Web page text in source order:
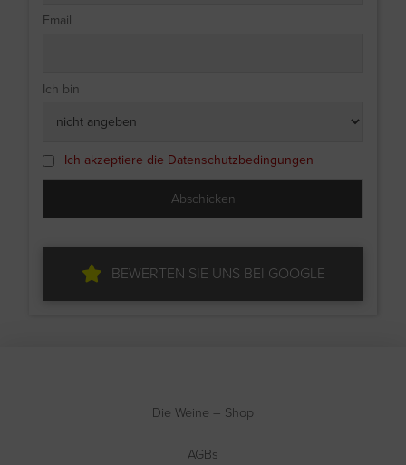
Email
Ich bin
Ich akzeptiere die Datenschutzbedingungen
BEWERTEN SIE UNS BEI GOOGLE
Die Weine – Shop
AGBs